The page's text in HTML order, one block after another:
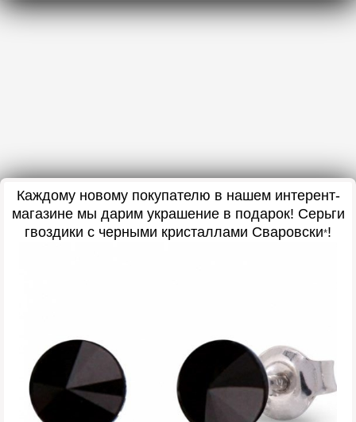
Каждому новому покупателю в нашем интерент-
магазине мы дарим украшение в подарок! Серьги
гвоздики с черными кристаллами Сваровски*!